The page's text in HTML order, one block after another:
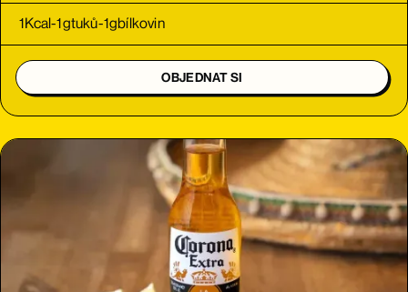
1Kcal-1gtuků-1gbílkovin
OBJEDNAT SI